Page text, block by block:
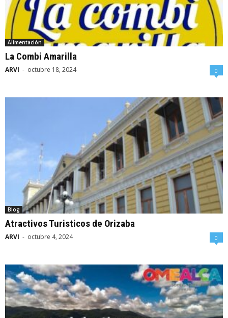
Alimentación
La Combi Amarilla
ARVI - octubre 18, 2024 0
Blog
Atractivos Turisticos de Orizaba
ARVI - octubre 4, 2024 0